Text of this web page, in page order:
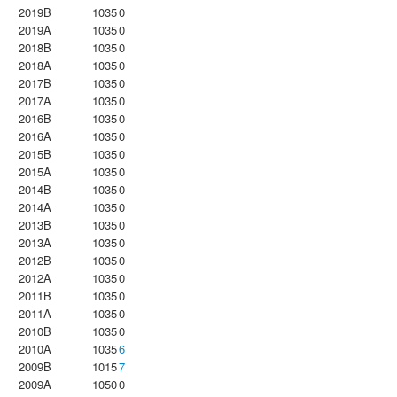
2019B
10350
2019A
10350
2018B
10350
2018A
10350
2017B
10350
2017A
10350
2016B
10350
2016A
10350
2015B
10350
2015A
10350
2014B
10350
2014A
10350
2013B
10350
2013A
10350
2012B
10350
2012A
10350
2011B
10350
2011A
10350
2010B
10350
2010A
10356
2009B
10157
2009A
10500